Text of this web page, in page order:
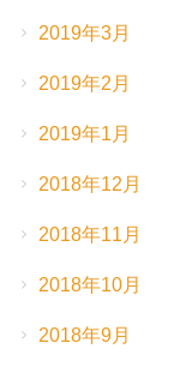
2019年3月
2019年2月
2019年1月
2018年12月
2018年11月
2018年10月
2018年9月